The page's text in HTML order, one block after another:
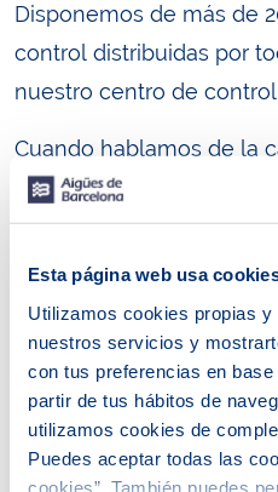
Esta página web usa
Utilizamos cookies propias
nuestros servicios y
con tus preferencias en
partir de tus hábitos de
utilizamos cookies de
Puedes aceptar todas las
cookies”. También puedes
Disponemos de más de
control distribuidas por
nuestro centro de
Cuando hablamos de la
Barcelona también nos
gusto y olor. Tanto es
departamento
único en España y de
centrado en realizar
gustos y olores en las
agua del grifo mejora
siempre que notes un